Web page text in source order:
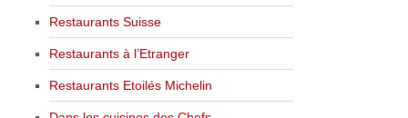
Restaurants Suisse
Restaurants à l’Etranger
Restaurants Etoilés Michelin